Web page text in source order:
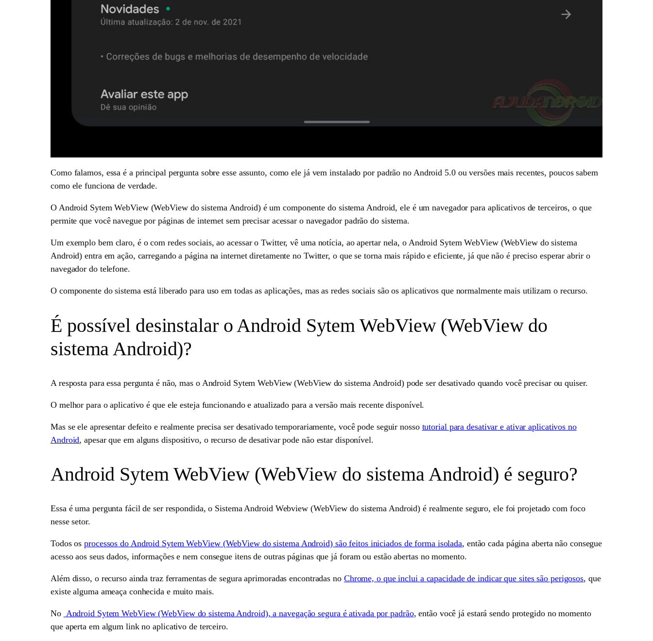
Como falamos, essa é a principal pergunta sobre esse assunto, como ele já vem instalado por padrão no Android 5.0 ou versões mais recentes, poucos sabem
como ele funciona de verdade.
O Android Sytem WebView (WebView do sistema Android) é um componente do sistema Android, ele é um navegador para aplicativos de terceiros, o que
permite que você navegue por páginas de internet sem precisar acessar o navegador padrão do sistema.
Um exemplo bem claro, é o com redes sociais, ao acessar o Twitter, vê uma notícia, ao apertar nela, o Android Sytem WebView (WebView do sistema
Android) entra em ação, carregando a página na internet diretamente no Twitter, o que se torna mais rápido e eficiente, já que não é preciso esperar abrir o
navegador do telefone.
O componente do sistema está liberado para uso em todas as aplicações, mas as redes sociais são os aplicativos que normalmente mais utilizam o recurso.
É possível desinstalar o Android Sytem WebView (WebView do
sistema Android)?
A resposta para essa pergunta é não, mas o Android Sytem WebView (WebView do sistema Android) pode ser desativado quando você precisar ou quiser.
O melhor para o aplicativo é que ele esteja funcionando e atualizado para a versão mais recente disponível.
Mas se ele apresentar defeito e realmente precisa ser desativado temporariamente, você pode seguir nosso tutorial para desativar e ativar aplicativos no
Android, apesar que em alguns dispositivo, o recurso de desativar pode não estar disponível.
Android Sytem WebView (WebView do sistema Android) é seguro?
Essa é uma pergunta fácil de ser respondida, o Sistema Android Webview (WebView do sistema Android) é realmente seguro, ele foi projetado com foco
nesse setor.
Todos osprocessos do Android Sytem WebView (WebView do sistema Android) são feitos iniciados de forma isolada, então cada página aberta não consegue
acesso aos seus dados, informações e nem consegue itens de outras páginas que já foram ou estão abertas no momento.
Além disso, o recurso ainda traz ferramentas de segura aprimoradas encontradas no Chrome, o que inclui a capacidade de indicar que sites são perigosos, que
existe alguma ameaça conhecida e muito mais.
No Android Sytem WebView (WebView do sistema Android), a navegação segura é ativada por padrão, então você já estará sendo protegido no momento
que aperta em algum link no aplicativo de terceiro.